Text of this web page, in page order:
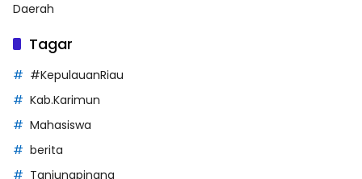
Daerah
Tagar
#KepulauanRiau
Kab.Karimun
Mahasiswa
berita
Tanjungpinang